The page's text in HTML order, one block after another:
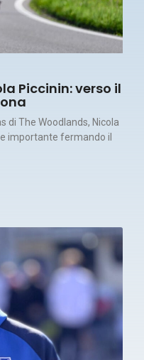
Piccinin: verso il
di The Woodlands, Nicola
importante fermando il